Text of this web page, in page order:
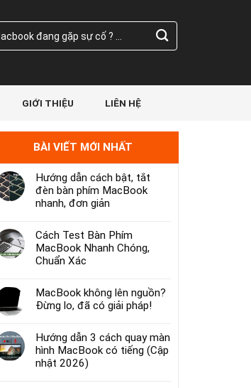
GIỚI THIỆU LIÊN HỆ
BÀI VIẾT MỚI NHẤT
Hướng dẫn cách bật, tắt
đèn bàn phím MacBook
nhanh, đơn giản
Cách Test Bàn Phím
MacBook Nhanh Chóng,
Chuẩn Xác
MacBook không lên nguồn?
Đừng lo, đã có giải pháp!
Hướng dẫn 3 cách quay màn
hình MacBook có tiếng (Cập
nhật 2026)